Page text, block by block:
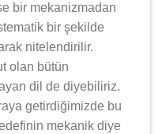
bir mekanizmadan
bir şekilde
nitelendirilir.
olan bütün
dil de diyebiliriz.
getirdiğimizde bu
mekanik diye